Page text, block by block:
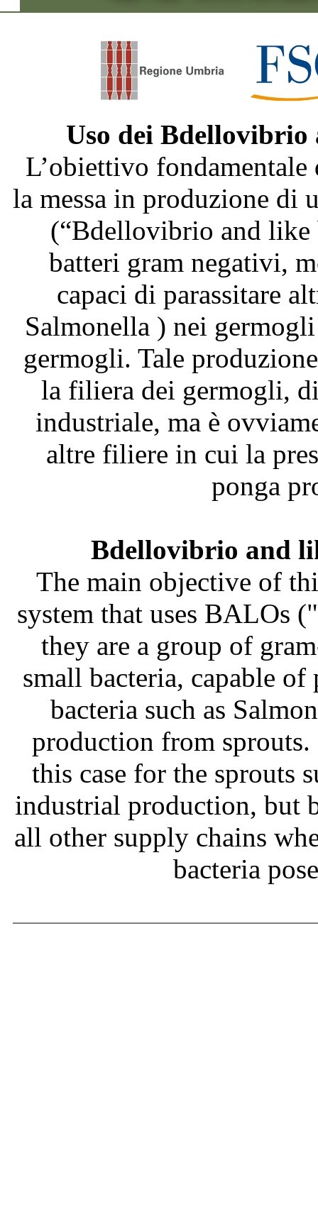
Uso dei
L’obiettivo fondamentale
la messa in produzione di
(“Bdellovibrio and like
batteri gram negativi,
capaci di parassitare
Salmonella ) nei
germogli. Tale
la filiera dei germogli,
industriale, ma è
altre filiere in cui la
ponga
Bdellovibrio and
The main objective of
system that uses BALOs
they are a group of
small bacteria, capable
bacteria such as
production from
this case for the sprouts
industrial production, but
all other supply chains
bacteria